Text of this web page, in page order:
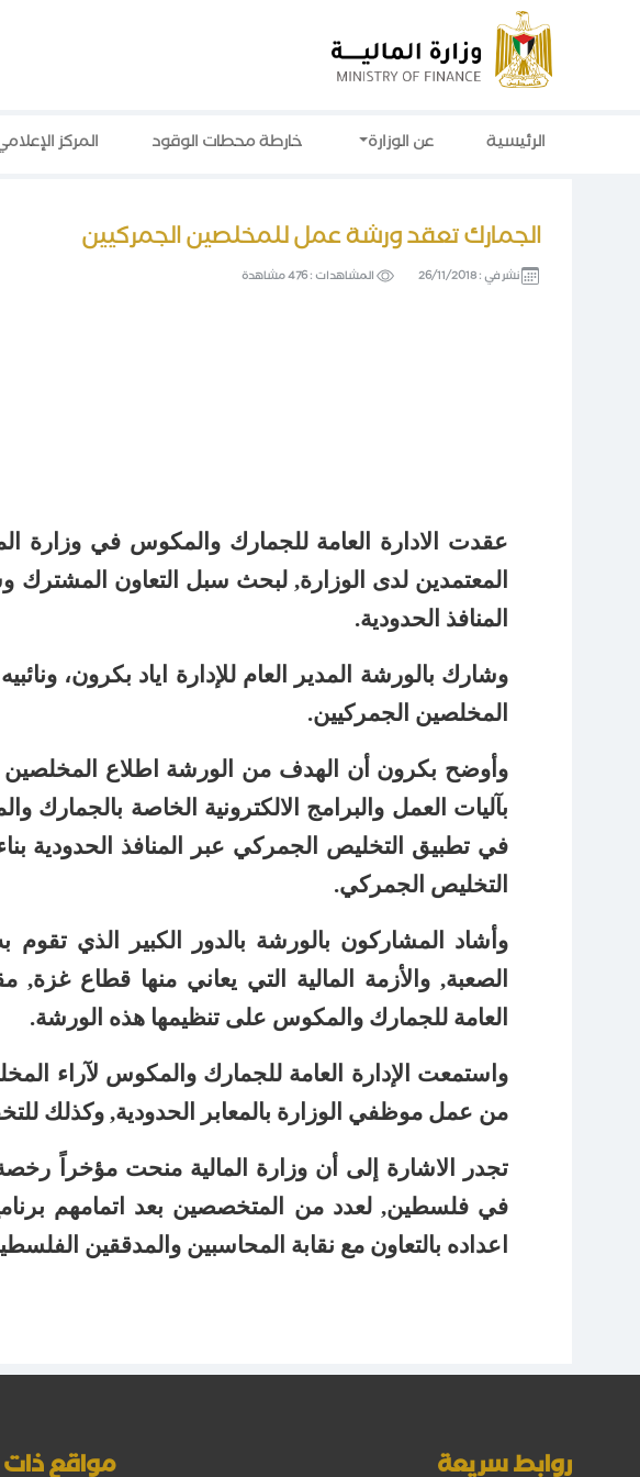
الرئيسية عن الوزارة خارطة محطات الوقود المركز
الجمارك تعقد ورشة عمل للمخلصين الجمركيين
نشر في :26/11/2018 المشاهدات :476 مشاهدة
عقدت الادارة العامة للجمارك والمكوس في وزارة
المعتمدين لدى الوزارة, لبحث سبل التعاون
المنافذ الحدودية.
وشارك بالورشة المدير العام للإدارة اياد بكرون،
المخلصين الجمركيين.
وأوضح بكرون أن الهدف من الورشة اطلاع المخلصين
بآليات العمل والبرامج الالكترونية الخاصة بالجمارك
في تطبيق التخليص الجمركي عبر المنافذ الحدودية
التخليص الجمركي.
وأشاد المشاركون بالورشة بالدور الكبير الذي تقوم
الصعبة, والأزمة المالية التي يعاني منها قطاع
العامة للجمارك والمكوس على تنظيمها هذه الورشة.
واستمعت الإدارة العامة للجمارك والمكوس لآراء
من عمل موظفي الوزارة بالمعابر الحدودية, وكذلك
تجدر الاشارة إلى أن وزارة المالية منحت مؤخراً
في فلسطين, لعدد من المتخصصين بعد اتمامهم
اعداده بالتعاون مع نقابة المحاسبين والمدققين
روابط سريعة مواقع